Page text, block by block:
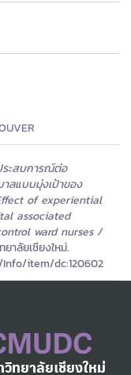
ระสบการณ์ต่อ
าลแบบมุ่งเป้าของ
of experiential
associated
ward nurses /
าลัยเชียงใหม่.
item/dc:120602
ทยาลัยเชียงใหม่